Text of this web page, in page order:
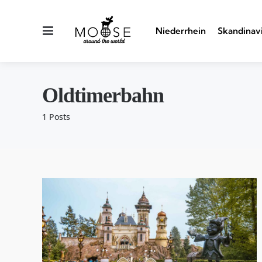
Menu Niederrhein
1 Posts
Oldtimerbahn